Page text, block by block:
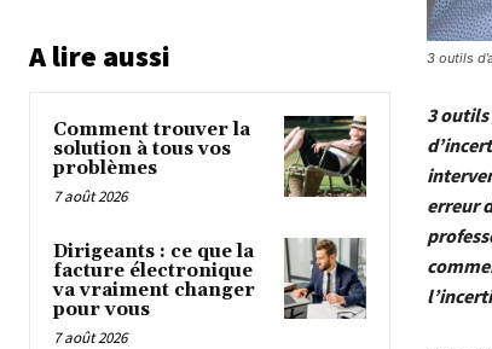
A lire aussi
Comment trouver la
solution à tous vos
problèmes
7 août 2026
Dirigeants : ce que la
facture électronique
va vraiment changer
pour vous
7 août 2026
3 outils
3 outils
erreur